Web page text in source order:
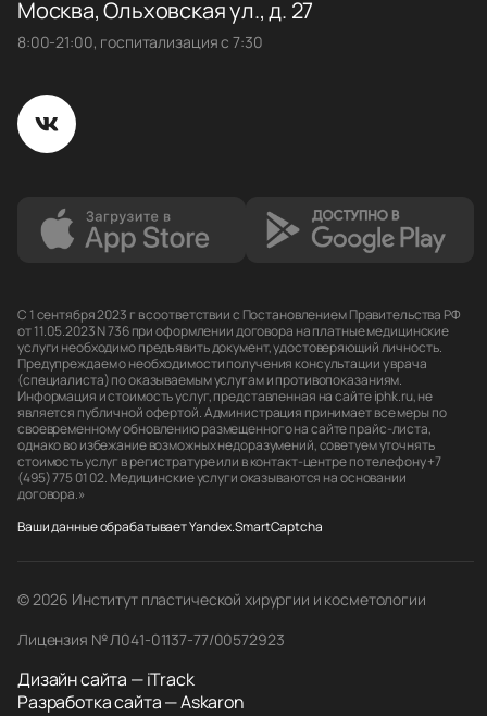
Москва, Ольховская ул., д. 27
8:00-21:00, госпитализация с 7:30
С 1 сентября 2023 г в соответствии с Постановлением Правительства РФ
от 11.05.2023 N 736 при оформлении договора на платные медицинские
услуги необходимо предъявить документ, удостоверяющий личность.
Предупреждаем о необходимости получения консультации у врача
(специалиста) по оказываемым услугам и противопоказаниям.
Информация и стоимость услуг, представленная на сайте iphk.ru, не
является публичной офертой. Администрация принимает все меры по
своевременному обновлению размещенного на сайте прайс-листа,
однако во избежание возможных недоразумений, советуем уточнять
стоимость услуг в регистратуре или в контакт-центре по телефону +7
(495) 775 01 02. Медицинские услуги оказываются на основании
договора.»
Ваши данные обрабатывает Yandex.SmartCaptcha
© 2026 Институт пластической хирургии и косметологии
Лицензия № Л041-01137-77/00572923
Дизайн сайта — iTrack
Разработка сайта — Askaron